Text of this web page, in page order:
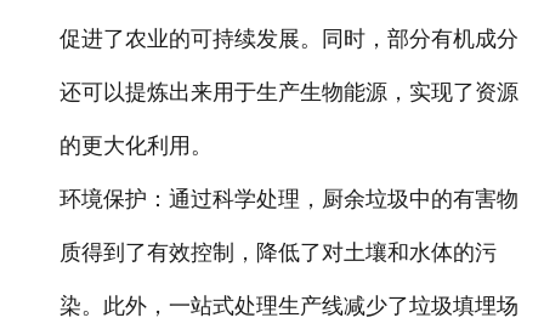
促进了农业的可持续发展。同时，部分有机成分
还可以提炼出来用于生产生物能源，实现了资源
的更大化利用。
环境保护 ：通过科学处理，厨余垃圾中的有害物
质得到了有效控制，降低了对土壤和水体的污
染。此外，一站式处理生产线减少了垃圾填埋场